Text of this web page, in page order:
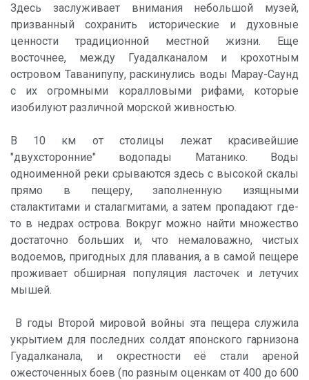
Здесь заслуживает внимания небольшой музей,
призванный сохранить исторические и духовные
ценности традиционной местной жизни. Еще
восточнее, между Гуадалканалом и крохотным
островом Таванипупу, раскинулись воды Марау-Саунд
с их огромными коралловыми рифами, которые
изобилуют различной морской живностью.
В 10 км от столицы лежат красивейшие
"двухсторонние" водопады Матанико. Воды
одноименной реки срываются здесь с высокой скалы
прямо в пещеру, заполненную изящными
сталактитами и сталагмитами, а затем пропадают где-
то в недрах острова. Вокруг можно найти множество
достаточно больших и, что немаловажно, чистых
водоемов, пригодных для плавания, а в самой пещере
проживает обширная популяция ласточек и летучих
мышей.
В годы Второй мировой войны эта пещера служила
укрытием для последних солдат японского гарнизона
Гуадалканала, и окрестности её стали ареной
ожесточенных боев (по разным оценкам от 400 до 600